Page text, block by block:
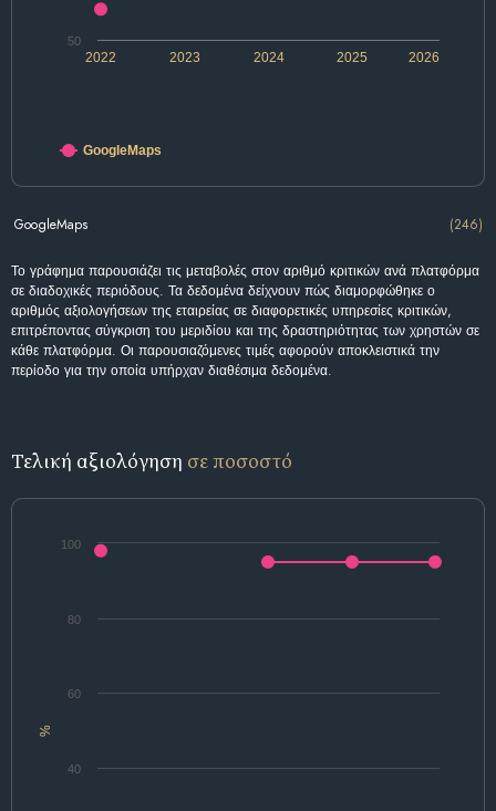
2022 2024 2026
2023 2025
50
GoogleMaps
GoogleMaps (246)
Το γράφημα παρουσιάζει τις μεταβολές στον αριθμό κριτικών ανά πλατφόρμα
σε διαδοχικές περιόδους. Τα δεδομένα δείχνουν πώς διαμορφώθηκε ο
αριθμός αξιολογήσεων της εταιρείας σε διαφορετικές υπηρεσίες κριτικών,
επιτρέποντας σύγκριση του μεριδίου και της δραστηριότητας των χρηστών σε
κάθε πλατφόρμα. Οι παρουσιαζόμενες τιμές αφορούν αποκλειστικά την
περίοδο για την οποία υπήρχαν διαθέσιμα δεδομένα.
Τελική αξιολόγηση σε ποσοστό
%
40
60
80
100